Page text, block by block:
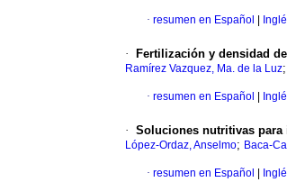
· resumen en Español
· Fertilización y densidad
Ramírez Vazquez, Ma. de la Luz;
· resumen en Español
· Soluciones nutritivas para
López-Ordaz, Anselmo; Baca-
· resumen en Español